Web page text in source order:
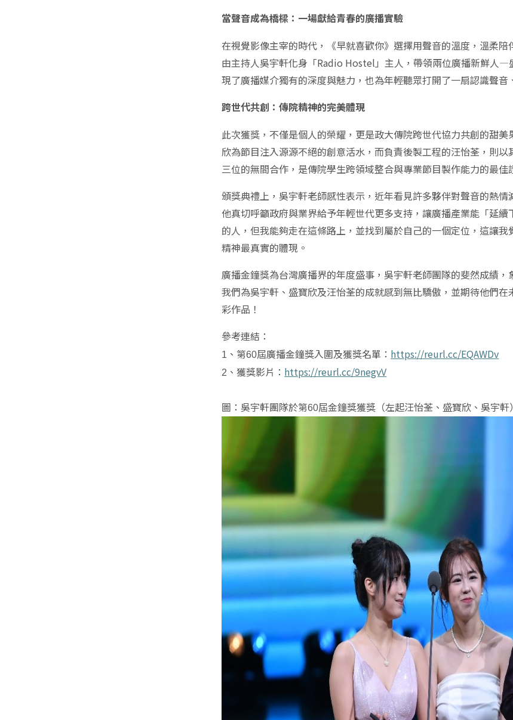
當聲音成為橋樑：一場獻給青春的廣播實驗
在視覺影像主宰的時代，《早就喜歡你》選擇用聲音的溫度，溫柔
由主持人吳宇軒化身「Radio Hostel」主人，帶領兩位廣播新鮮人
現了廣播媒介獨有的深度與魅力，也為年輕聽眾打開了一扇認識聲音
跨世代共創：傳院精神的完美體現
此次獲獎，不僅是個人的榮耀，更是政大傳院跨世代協力共創的甜
欣為節目注入源源不絕的創意活水，而負責後製工程的汪怡荃，則
三位的無間合作，是傳院學生跨領域整合與專業節目製作能力的最佳
頒獎典禮上，吳宇軒老師感性表示，近年看見許多夥伴對聲音的熱
他真切呼籲政府與業界給予年輕世代更多支持，讓廣播產業能「延
的人，但我能夠走在這條路上，並找到屬於自己的一個定位，這讓
精神最真實的體現。
廣播金鐘獎為台灣廣播界的年度盛事，吳宇軒老師團隊的斐然成績
我們為吳宇軒、盛寶欣及汪怡荃的成就感到無比驕傲，並期待他們
彩作品！
參考連結：
1 、第60屆廣播金鐘獎入圍及獲獎名單： https://reurl.cc/EQAWDv
2 、獲獎影片： https://reurl.cc/9negvV
圖：吳宇軒團隊於第60屆金鐘獎獲獎（左起汪怡荃、盛寶欣、吳宇軒）